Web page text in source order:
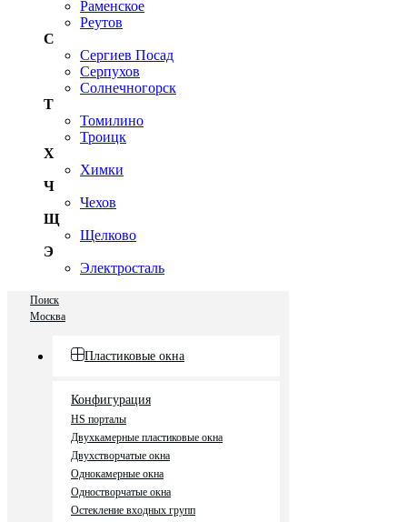
Раменское
Реутов
С
Сергиев Посад
Серпухов
Солнечногорск
Т
Томилино
Троицк
Х
Химки
Ч
Чехов
Щ
Щелково
Э
Электросталь
Поиск
Москва
Пластиковые окна
Конфигурация
HS порталы
Двухкамерные пластиковые окна
Двухстворчатые окна
Однокамерные окна
Одностворчатые окна
Остекление входных групп